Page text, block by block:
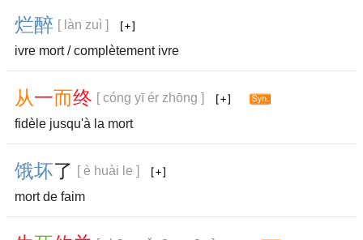
烂醉 [ làn zuì ]
ivre mort / complètement ivre
从一而终 [ cóng yī ér zhōng ]
fidèle jusqu'à la mort
饿坏了 [ è huài le ]
mort de faim